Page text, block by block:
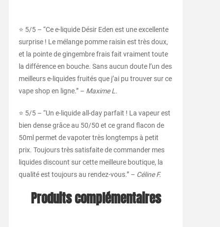
⭐ 5/5 – “Ce e-liquide Désir Eden est une excellente
surprise ! Le mélange pomme raisin est très doux,
et la pointe de gingembre frais fait vraiment toute
la différence en bouche. Sans aucun doute l’un des
meilleurs e-liquides fruités que j’ai pu trouver sur ce
vape shop en ligne.” – Maxime L.
⭐ 5/5 – “Un e-liquide all-day parfait ! La vapeur est
bien dense grâce au 50/50 et ce grand flacon de
50ml permet de vapoter très longtemps à petit
prix. Toujours très satisfaite de commander mes
liquides discount sur cette meilleure boutique, la
qualité est toujours au rendez-vous.” – Céline F.
Produits complémentaires